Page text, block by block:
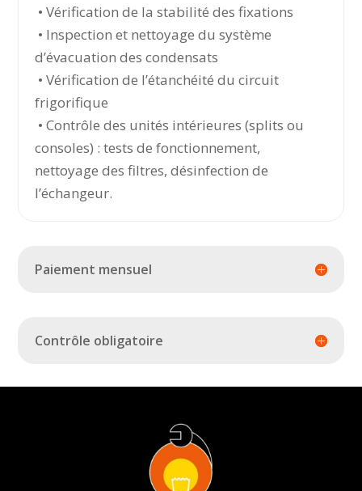
• Vérification de la stabilité des fixations
• Inspection et nettoyage du système
d’évacuation des condensats
• Vérification de l’étanchéité du circuit
frigorifique
• Contrôle des unités intérieures (splits ou
consoles) : tests de fonctionnement,
nettoyage des filtres, désinfection de
l’échangeur.
Paiement mensuel
Contrôle obligatoire